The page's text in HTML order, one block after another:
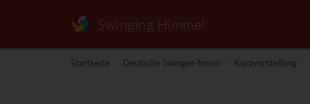
Swinging Himmel
Startseite Deutsche Swinger-forum Kurzvorstellung